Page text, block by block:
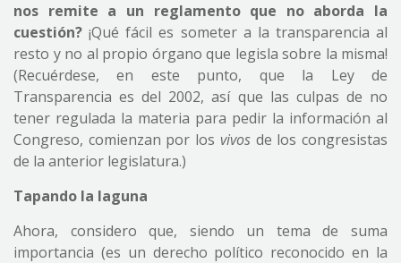
nos remite a un reglamento que no aborda la
cuestión? ¡Qué fácil es someter a la transparencia al
resto y no al propio órgano que legisla sobre la misma!
(Recuérdese, en este punto, que la Ley de
Transparencia es del 2002, así que las culpas de no
tener regulada la materia para pedir la información al
Congreso, comienzan por los vivosde los congresistas
de la anterior legislatura.)
Tapando la laguna
Ahora, considero que, siendo un tema de suma
importancia (es un derecho político reconocido en la